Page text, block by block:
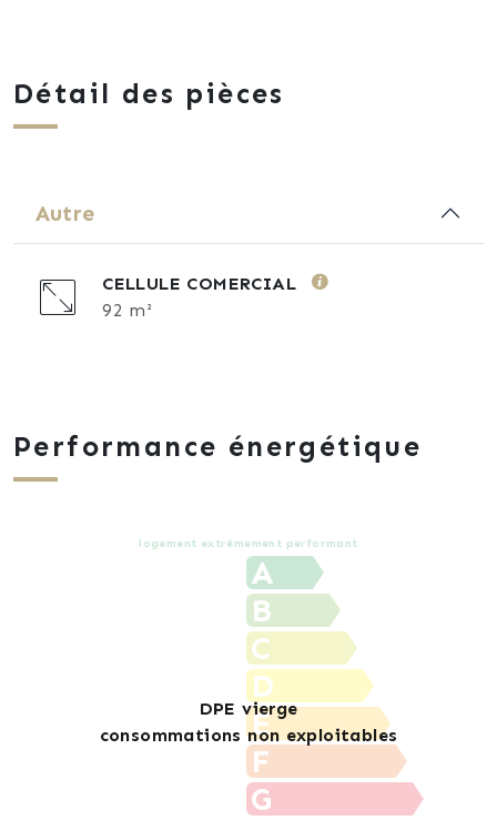
Détail des pièces
Autre
CELLULE COMERCIAL
92 m²
Performance énergétique
logement extrêmement performant
A
B
C
D
E
F
G